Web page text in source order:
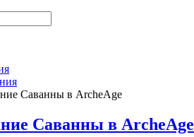
Саванны в ArcheAge
Саванны в ArcheAge